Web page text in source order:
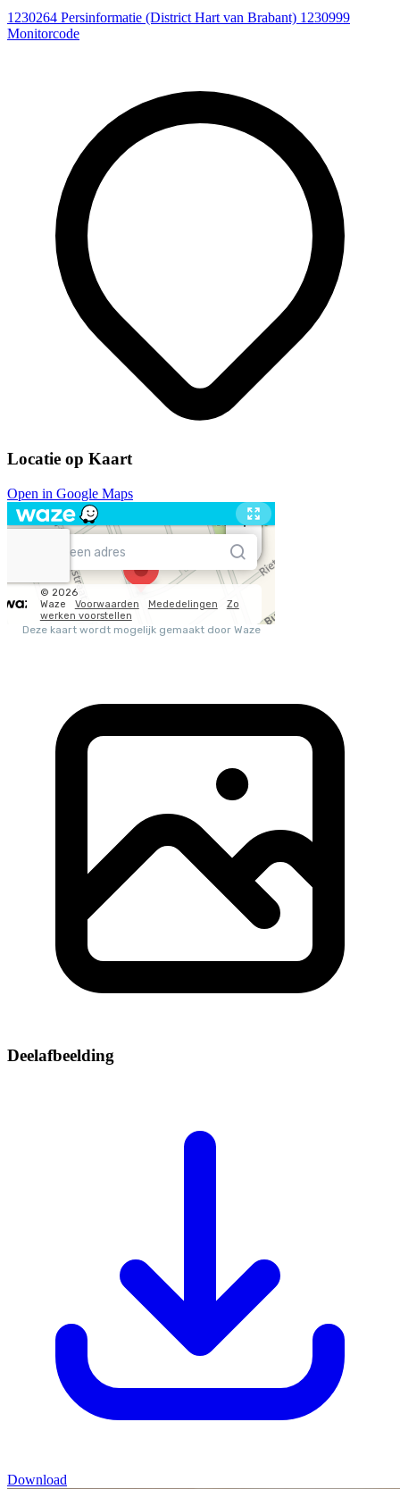
1230264 Persinformatie (District Hart van Brabant) 1230999
Monitorcode
Locatie op Kaart
Open in Google Maps
Deelafbeelding
Download